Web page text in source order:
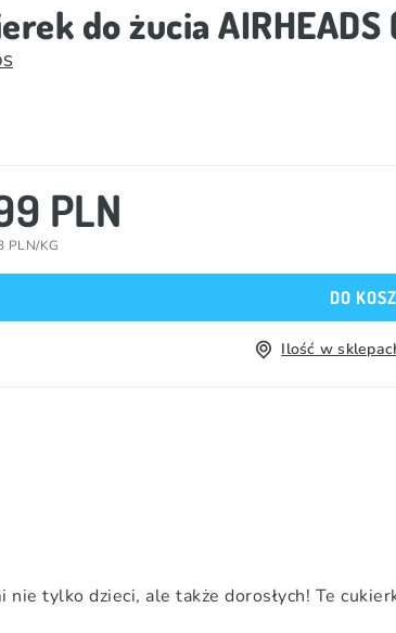
do żucia AIRHEADS
PLN
PLN/KG
DO
Ilość w
nie tylko dzieci, ale także dorosłych! Te